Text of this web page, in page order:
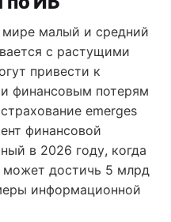
малый и средний
с растущими
привести к
финансовым потерям
emerges
финансовой
в 2026 году, когда
может достичь 5 млрд
информационной